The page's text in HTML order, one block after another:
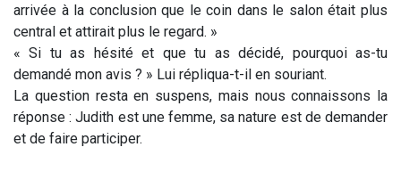
arrivée à la conclusion que le coin dans le salon était plus
central et attirait plus le regard. »
« Si tu as hésité et que tu as décidé, pourquoi as-tu
demandé mon avis ? » Lui répliqua-t-il en souriant.
La question resta en suspens, mais nous connaissons la
réponse : Judith est une femme, sa nature est de demander
et de faire participer.